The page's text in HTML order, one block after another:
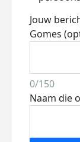
Jouw
Gomes
0/150
Naam die